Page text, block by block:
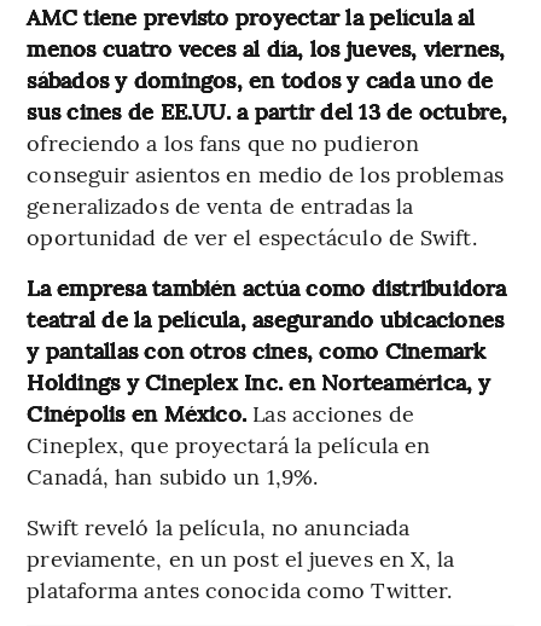
AMC tiene previsto proyectar la película al
menos cuatro veces al día, los jueves, viernes,
sábados y domingos, en todos y cada uno de
sus cines de EE.UU. a partir del 13 de octubre,
ofreciendo a los fans que no pudieron
conseguir asientos en medio de los problemas
generalizados de venta de entradas la
oportunidad de ver el espectáculo de Swift.
La empresa también actúa como distribuidora
teatral de la película, asegurando ubicaciones
y pantallas con otros cines, como Cinemark
Holdings y Cineplex Inc. en Norteamérica, y
Cinépolis en México. Las acciones de
Cineplex, que proyectará la película en
Canadá, han subido un 1,9%.
Swift reveló la película, no anunciada
previamente, en un post el jueves en X, la
plataforma antes conocida como Twitter.